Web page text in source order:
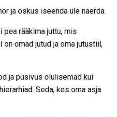
ja oskus iseenda üle naerda.
rääkima juttu, mis
omad jutud ja oma jutustiil,
ja püsivus olulisemad kui
Seda, kes oma asja